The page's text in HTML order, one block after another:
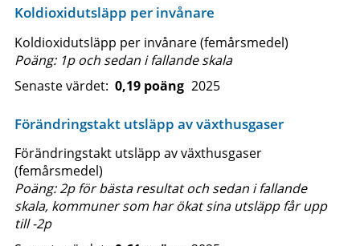
Koldioxidutsläpp per invånare
Koldioxidutsläpp per invånare (femårsmedel)
Poäng: 1p och sedan i fallande skala
Senaste värdet: 0,19 poäng 2025
Förändringstakt utsläpp av växthusgaser
Förändringstakt utsläpp av växthusgaser
(femårsmedel)
Poäng: 2p för bästa resultat och sedan i fallande
skala, kommuner som har ökat sina utsläpp får upp
till -2p